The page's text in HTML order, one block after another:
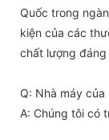
Quốc trong
kiện của các
chất lượng
Q: Nhà máy của
A: Chúng tôi có